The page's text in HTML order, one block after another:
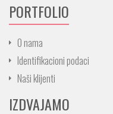
PORTFOLIO
O nama
Identifikacioni podaci
Naši klijenti
IZDVAJAMO